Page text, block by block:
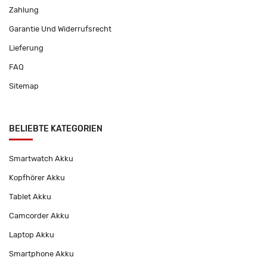
Zahlung
Garantie Und Widerrufsrecht
Lieferung
FAQ
Sitemap
BELIEBTE KATEGORIEN
Smartwatch Akku
Kopfhörer Akku
Tablet Akku
Camcorder Akku
Laptop Akku
Smartphone Akku